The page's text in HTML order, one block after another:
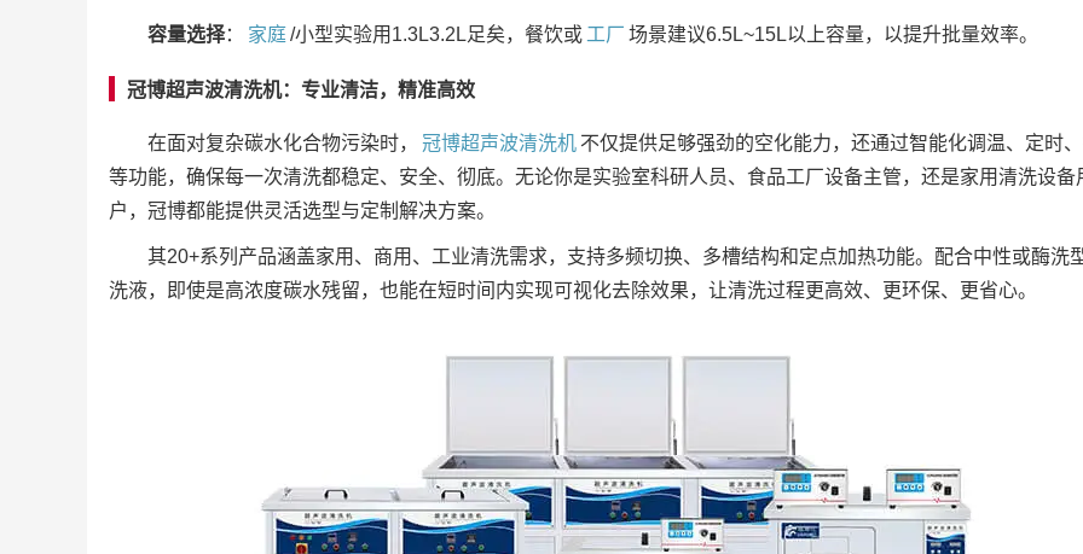
容量选择： 家庭 /小型实验用1.3L3.2L足矣，餐饮或 工厂 场景建议6.5L~15L以上容量，以提升批量效率。
冠博超声波清洗机：专业清洁，精准高效
在面对复杂碳水化合物污染时， 冠博超声波清洗机 不仅提供足够强劲的空化能力，还通过智能化调温、定时
等功能，确保每一次清洗都稳定、安全、彻底。无论你是实验室科研人员、食品工厂设备主管，还是家用清洗设备
户，冠博都能提供灵活选型与定制解决方案。
其20+系列产品涵盖家用、商用、工业清洗需求，支持多频切换、多槽结构和定点加热功能。配合中性或酶洗
洗液，即使是高浓度碳水残留，也能在短时间内实现可视化去除效果，让清洗过程更高效、更环保、更省心。